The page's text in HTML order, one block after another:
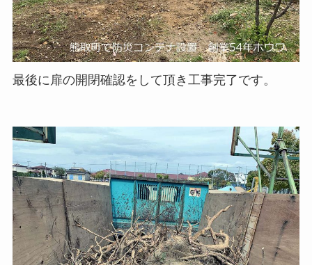
最後に扉の開閉確認をして頂き工事完了です。